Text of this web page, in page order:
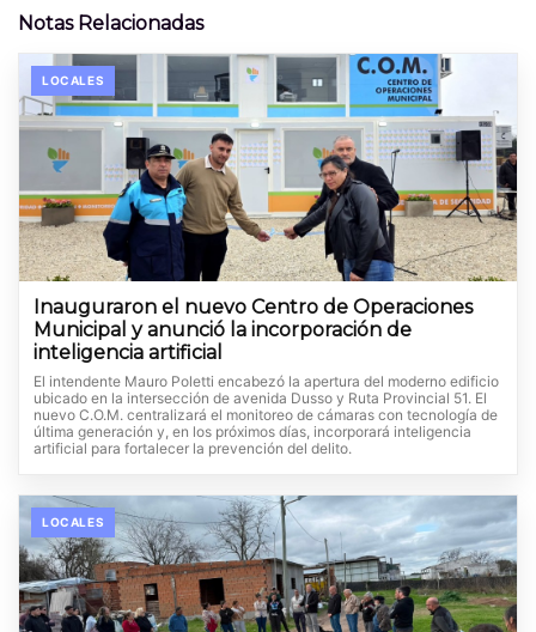
Notas Relacionadas
LOCALES
Inauguraron el nuevo Centro de Operaciones
Municipal y anunció la incorporación de
inteligencia artificial
El intendente Mauro Poletti encabezó la apertura del moderno edificio
ubicado en la intersección de avenida Dusso y Ruta Provincial 51. El
nuevo C.O.M. centralizará el monitoreo de cámaras con tecnología de
última generación y, en los próximos días, incorporará inteligencia
artificial para fortalecer la prevención del delito.
LOCALES